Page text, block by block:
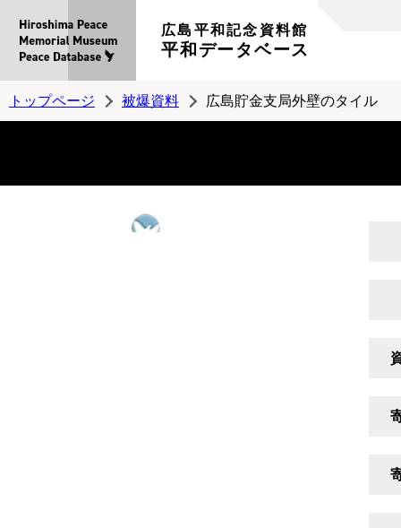
広島平和記念資料館
平和データベース
トップページ 被爆資料 広島貯金支局外壁のタイル